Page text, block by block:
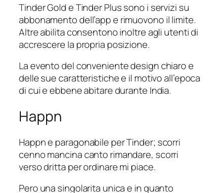
Tinder Gold e Tinder Plus sono i servizi su
abbonamento dell’app e rimuovono il limite.
Altre abilita consentono inoltre agli utenti di
accrescere la propria posizione.
La evento del conveniente design chiaro e
delle sue caratteristiche e il motivo all’epoca
di cui e ebbene abitare durante India.
Happn
Happn e paragonabile per Tinder; scorri
cenno mancina canto rimandare, scorri
verso dritta per ordinare mi piace.
Pero una singolarita unica e in quanto